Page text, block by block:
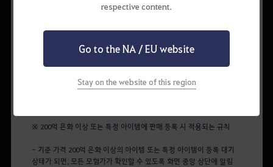
respective content.
Go to the NA / EU website
Stay on the website of this region
최대 상한가가 아닌 가격에 구매 대기되어 있는 물품에 판매할
최대 상한가가 아닌 가격에 물품을 판매 대기할 때, 같은 가격에 다른
순으로 물품이 판매됩니다.
단, 아래와 같이 200억 은화 이상 또는 특정 아이템 판매 등록 시에는
※ 200억 은화 이상 또는 특정 아이템에 판매 등록 시 적용되는 규칙
- 기준 가격 200억 은화 이상의 아이템 또는 특정 아이템이 등록 대기
상태가 되면, 모든 모험가가 확인할 수 있도록 화면 중앙 상단에 알림